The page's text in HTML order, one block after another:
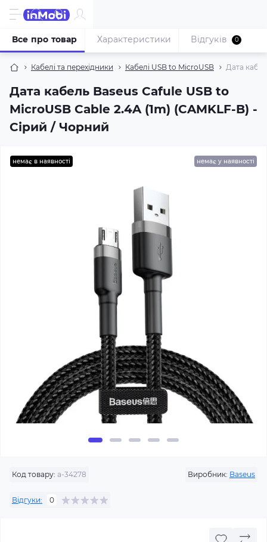
Кабелі та перехідники Кабелі USB to MicroUSB Дата
Дата кабель Baseus Cafule USB to
MicroUSB Cable 2.4A (1m) (CAMKLF-B) -
Сірий / Чорний
Все про товар Характеристики Відгуків 0
немає в наявності немає у наявності
Код товару: a-34278 Виробник: Baseus
Відгуки: 0